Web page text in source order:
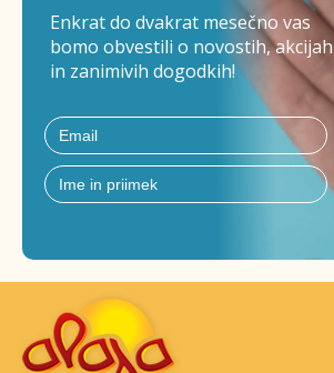
Enkrat do dvakrat mesečno vas
bomo obvestili o novostih, akcijah
in zanimivih dogodkih!